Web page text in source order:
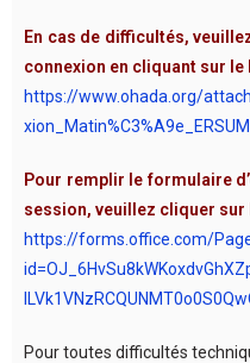
En cas de difficultés,
connexion en cliquant sur
https://www.ohada.org/
Pour remplir le formulaire
session, veuillez cliquer
https://forms.office.com/
Pour toutes difficultés